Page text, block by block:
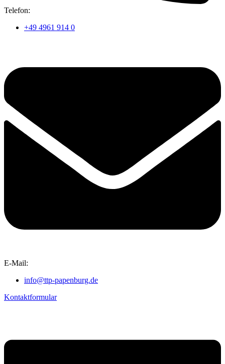
Telefon:
+49 4961 914 0
E-Mail:
info@ttp-papenburg.de
Kontaktformular